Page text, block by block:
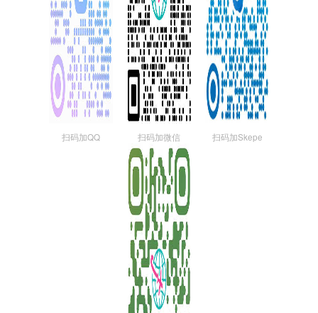
扫码加QQ 扫码加微信 扫码加Skepe